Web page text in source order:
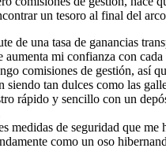
un tesoro al final del
de una tasa de ganancias
aumenta mi confianza con cada
comisiones de gestión, así
siendo tan dulces como las
rápido y sencillo con un
medidas de seguridad que me
como un oso